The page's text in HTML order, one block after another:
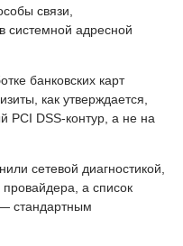
связи,
системной адресной
банковских карт
как утверждается,
PCI DSS-контур, а не на
сетевой диагностикой,
а список
стандартным